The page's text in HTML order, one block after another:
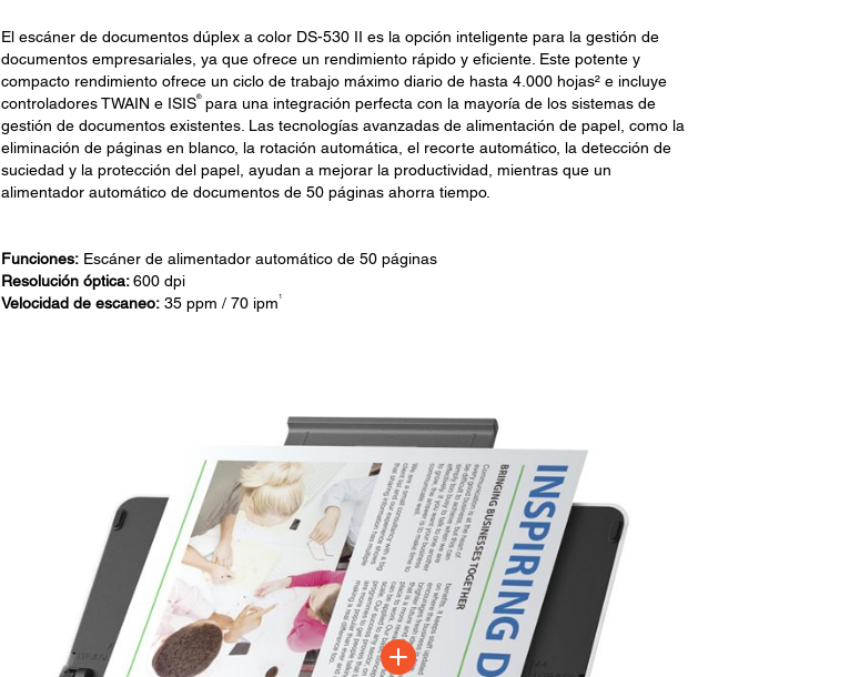
El escáner de documentos dúplex a color DS-530 II es la opción inteligente para la gestión de
documentos empresariales, ya que ofrece un rendimiento rápido y eficiente. Este potente y
compacto rendimiento ofrece un ciclo de trabajo máximo diario de hasta 4.000 hojas² e incluye
controladores TWAIN e ISIS®para una integración perfecta con la mayoría de los sistemas de
gestión de documentos existentes. Las tecnologías avanzadas de alimentación de papel, como la
eliminación de páginas en blanco, la rotación automática, el recorte automático, la detección de
suciedad y la protección del papel, ayudan a mejorar la productividad, mientras que un
alimentador automático de documentos de 50 páginas ahorra tiempo.
Funciones: Escáner de alimentador automático de 50 páginas
Resolución óptica:600 dpi
Velocidad de escaneo: 35 ppm / 70 ipm 1